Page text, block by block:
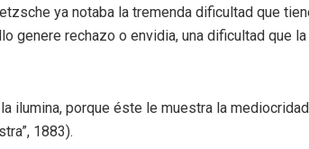
ya notaba la tremenda dificultad que
genere rechazo o envidia, una dificultad que
ilumina, porque éste le muestra la
1883).